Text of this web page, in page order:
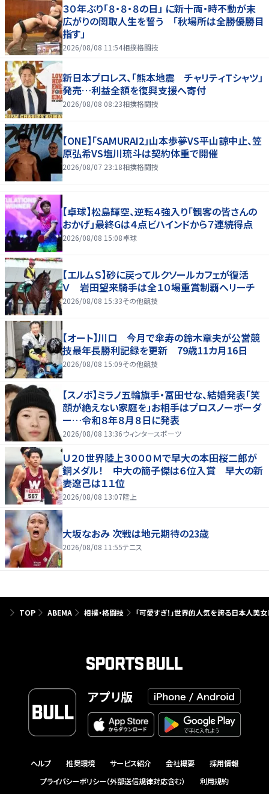
３０年ぶり「８・８・８の日」 に新十両・時不動が末
広がりの関取人生を誓う 「秋場所は全勝優勝目
指す」
2026/08/08 11:54相撲格闘技
新日本プロレス、「熊本地震 チャリティＴシャツ」
発売…利益全額を復興支援へ寄付
2026/08/08 08:23相撲格闘技
【ONE】「SAMURAI2」山本歩夢VS平山諒中止、笠
原弘希VS塩川琉斗は契約体重で開催
2026/08/07 23:18相撲格闘技
【卓球】松島輝空、逆転４強入り「観客の皆さんの
おかげ」最終Gは４点ビハインドから７連続得点
2026/08/08 15:08卓球
【エルムＳ】砂に戻ってルクソールカフェが復活
Ｖ 岩田望来騎手は全１０場重賞制覇へリーチ
2026/08/08 15:33その他競技
【オート】川口 今月で傘寿の鈴木章夫が公営競
技最年長勝利記録を更新 79歳11カ月16日
2026/08/08 15:09その他競技
【スノボ】ミラノ五輪旗手・冨田せな、結婚発表「笑
顔が絶えない家庭を」お相手はプロスノーボーダ
ー…令和８年８月８日に発表
2026/08/08 13:36ウィンタースポーツ
Ｕ２０世界陸上３０００Ｍで早大の本田桜二郎が
銅メダル！ 中大の簡子傑は６位入賞 早大の新
妻遼己は１１位
2026/08/08 13:07陸上
大坂なおみ 次戦は地元期待の23歳
2026/08/08 11:55テニス
TOP ABEMA 相撲・格闘技 「可愛すぎ！」世界的人気を誇る日本人美
アプリ版
ヘルプ 推奨環境 サービス紹介 会社概要
採用情報
プライバシーポリシー（外部送信規律対応含む）
利用規約